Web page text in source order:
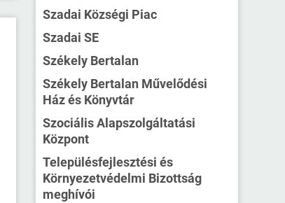
Szadai Községi Piac
Szadai SE
Székely Bertalan
Székely Bertalan Művelődési
Ház és Könyvtár
Szociális Alapszolgáltatási
Központ
Településfejlesztési és
Környezetvédelmi Bizottság
meghívói